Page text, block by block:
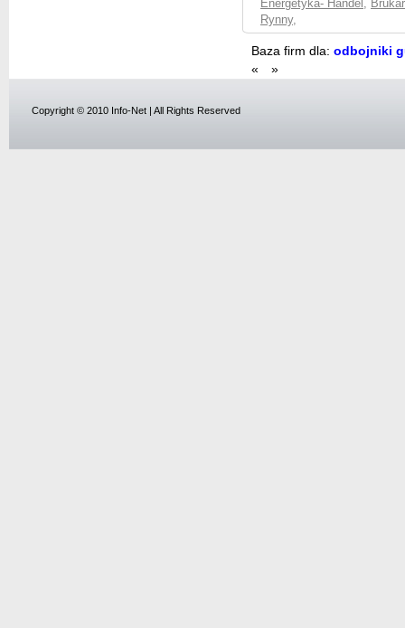
Energetyka- Handel ,
Rynny,
Baza firm dla: odbojniki
«
»
Copyright © 2010 Info-Net | All Rights Reserved